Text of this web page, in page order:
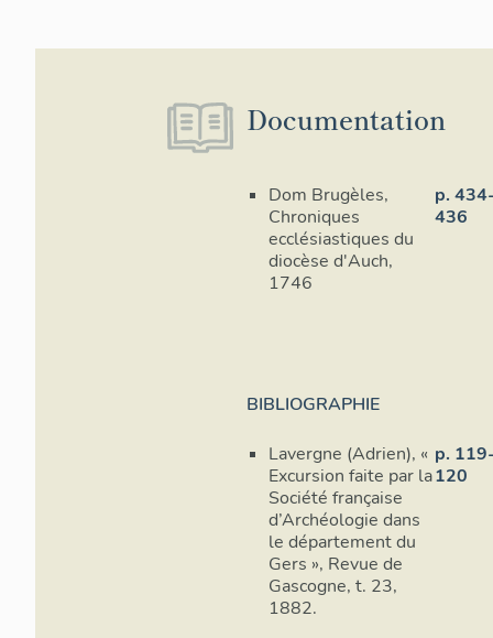
Documentation
Dom Brugèles,
Chroniques
ecclésiastiques du
diocèse d'Auch,
1746
p.
436
BIBLIOGRAPHIE
Lavergne (Adrien), «
Excursion faite par la
Société française
d’Archéologie dans
le département du
Gers », Revue de
Gascogne, t. 23,
1882.
p.
120